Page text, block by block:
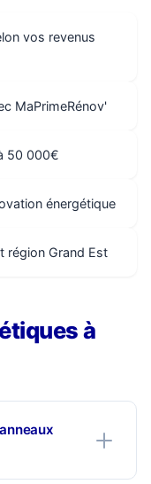
vos revenus
MaPrimeRénov'
50 000€
énergétique
région Grand Est
à